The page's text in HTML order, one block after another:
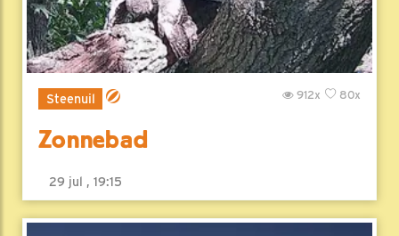
Steenuil 80x
912x
Zonnebad
29 jul , 19:15